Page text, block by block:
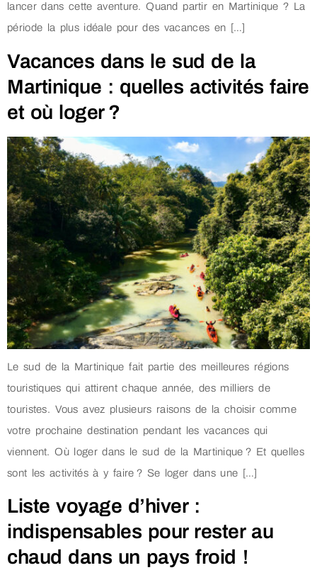
lancer dans cette aventure. Quand partir en Martinique ? La
période la plus idéale pour des vacances en […]
Vacances dans le sud de la
Martinique : quelles activités faire
et où loger ?
Le sud de la Martinique fait partie des meilleures régions
touristiques qui attirent chaque année, des milliers de
touristes. Vous avez plusieurs raisons de la choisir comme
votre prochaine destination pendant les vacances qui
viennent. Où loger dans le sud de la Martinique ? Et quelles
sont les activités à y faire ? Se loger dans une […]
Liste voyage d’hiver :
indispensables pour rester au
chaud dans un pays froid !